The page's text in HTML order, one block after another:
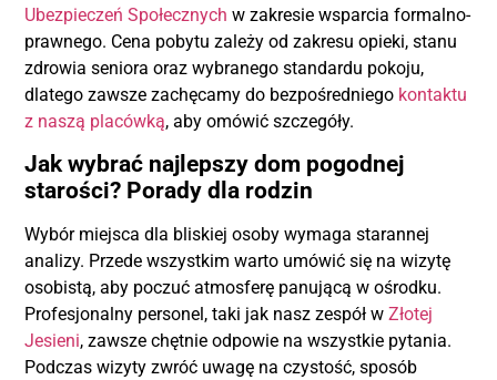
Ubezpieczeń Społecznych w zakresie wsparcia formalno-
prawnego. Cena pobytu zależy od zakresu opieki, stanu
zdrowia seniora oraz wybranego standardu pokoju,
dlatego zawsze zachęcamy do bezpośredniego kontaktu
z naszą placówką, aby omówić szczegóły.
Jak wybrać najlepszy dom pogodnej
starości? Porady dla rodzin
Wybór miejsca dla bliskiej osoby wymaga starannej
analizy. Przede wszystkim warto umówić się na wizytę
osobistą, aby poczuć atmosferę panującą w ośrodku.
Profesjonalny personel, taki jak nasz zespół wZłotej
Jesieni, zawsze chętnie odpowie na wszystkie pytania.
Podczas wizyty zwróć uwagę na czystość, sposób